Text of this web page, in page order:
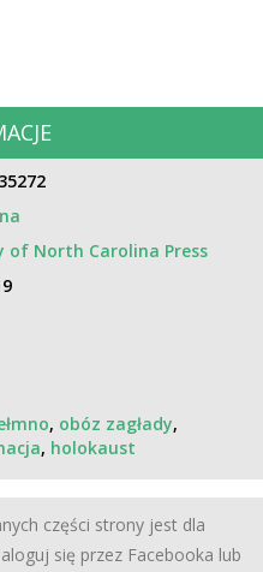
of North Carolina Press
, obóz zagłady,
, holokaust
części strony jest dla
się przez Facebooka lub